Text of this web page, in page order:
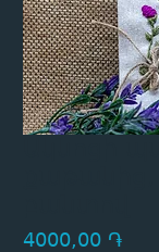
4000,00 ֏Price